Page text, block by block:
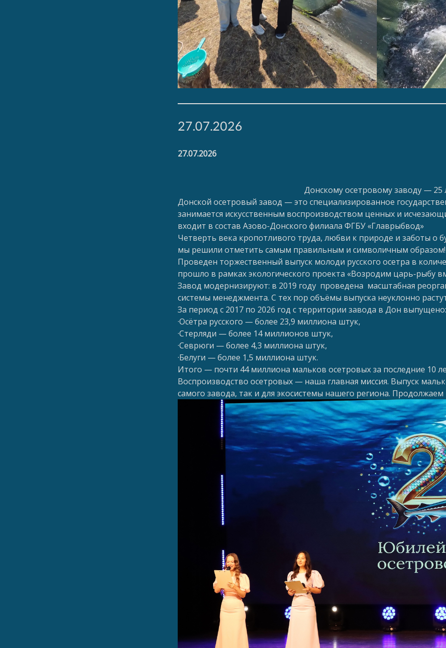
27.07.2026
27.07.2026
Донскому осетровому заводу — 25
Донской осетровый завод — это специализированное
занимается искусственным воспроизводством ценных и
входит в состав Азово-Донского филиала ФГБУ «Главрыбвод»
Четверть века кропотливого труда, любви к природе и заботы о
мы решили отметить самым правильным и символичным образом!
Проведен торжественный выпуск молоди русского осетра в
прошло в рамках экологического проекта «Возродим царь-рыбу
Завод модернизируют: в 2019 году проведена масштабная
системы менеджмента. С тех пор объёмы выпуска неуклонно
За период с 2017 по 2026 год с территории завода в Дон выпущено:
·Осётра русского — более 23,9 миллиона штук,
·Стерляди — более 14 миллионов штук,
·Севрюги — более 4,3 миллиона штук,
·Белуги — более 1,5 миллиона штук.
Итого — почти 44 миллиона мальков осетровых за последние 10
Воспроизводство осетровых — наша главная миссия. Выпуск
самого завода, так и для экосистемы нашего региона.